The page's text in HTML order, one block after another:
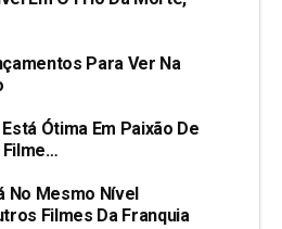
Para Ver Na
Ótima Em Paixão De
Filme…
No Mesmo Nível
Filmes Da Franquia